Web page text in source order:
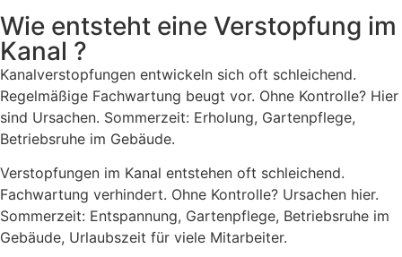
Wie entsteht eine Verstopfung im
Kanal ?
Kanalverstopfungen entwickeln sich oft schleichend.
Regelmäßige Fachwartung beugt vor. Ohne Kontrolle? Hier
sind Ursachen. Sommerzeit: Erholung, Gartenpflege,
Betriebsruhe im Gebäude.
Verstopfungen im Kanal entstehen oft schleichend.
Fachwartung verhindert. Ohne Kontrolle? Ursachen hier.
Sommerzeit: Entspannung, Gartenpflege, Betriebsruhe im
Gebäude, Urlaubszeit für viele Mitarbeiter.